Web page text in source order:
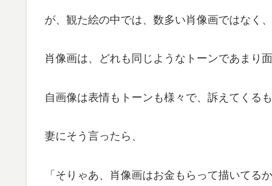
が、観た絵の中では、数多い肖像画ではなく
肖像画は、どれも同じようなトーンであまり面
自画像は表情もトーンも様々で、訴えてくるも
妻にそう言ったら、
「そりゃあ、肖像画はお金もらって描いてるか